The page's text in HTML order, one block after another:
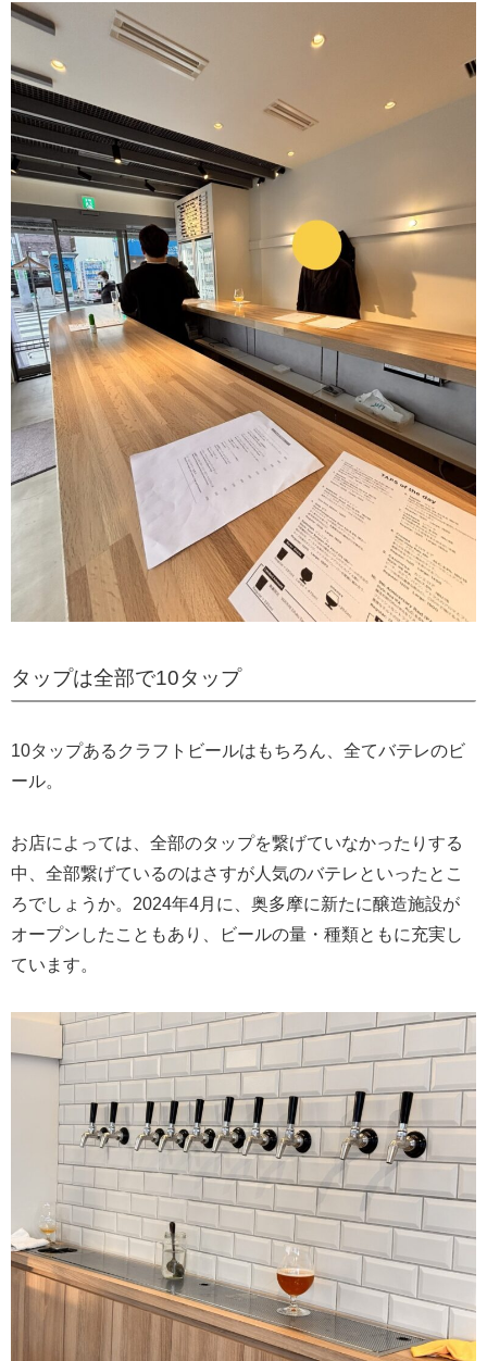
タップは全部で10タップ
10タップあるクラフトビールはもちろん、全てバテレのビ
ール。
お店によっては、全部のタップを繋げていなかったりする
中、全部繋げているのはさすが人気のバテレといったとこ
ろでしょうか。2024年4月に、奥多摩に新たに醸造施設が
オープンしたこともあり、ビールの量・種類ともに充実し
ています。